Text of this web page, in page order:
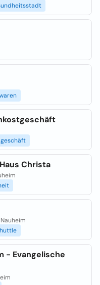
Haus Christa
- Evangelische